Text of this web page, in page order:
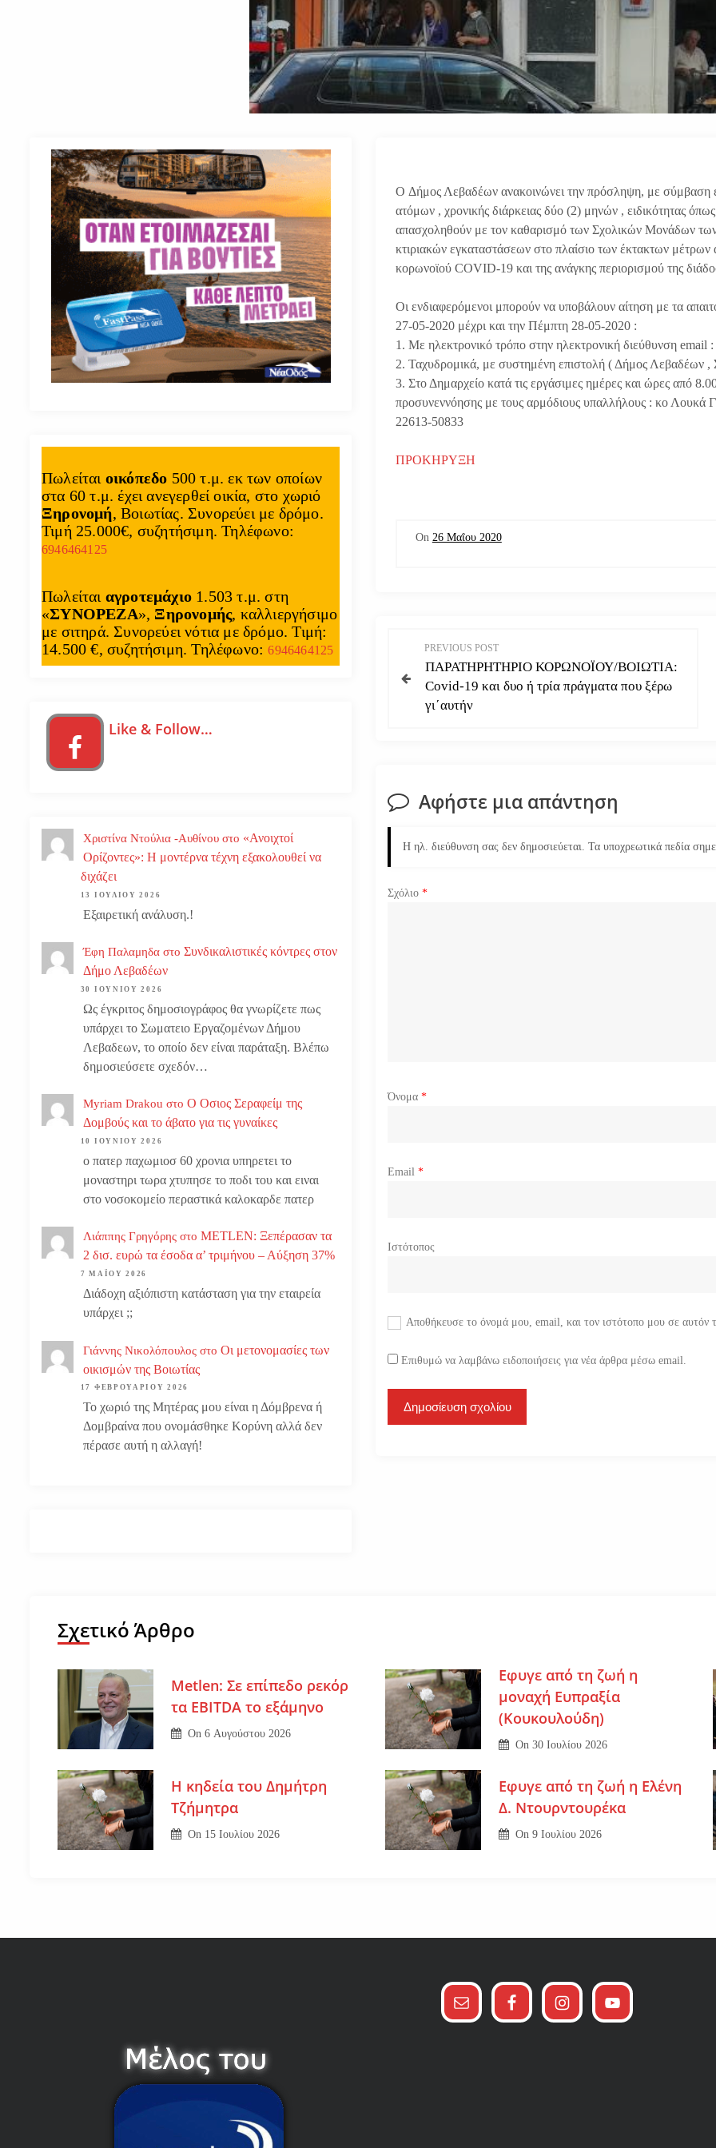
O Δήμος Λεβαδέων ανακοινώνει την πρόσληψη, με σύμβαση
ατόμων , χρονικής διάρκειας δύο (2) μηνών , ειδικότητας
απασχοληθούν με τον καθαρισμό των Σχολικών Μονάδων
κτιριακών εγκαταστάσεων στο πλαίσιο των έκτακτων
κορωνοϊού COVID-19 και της ανάγκης περιορισμού της
Οι ενδιαφερόμενοι μπορούν να υποβάλουν αίτηση με τα
27-05-2020 μέχρι και την Πέμπτη 28-05-2020 :
1. Με ηλεκτρονικό τρόπο στην ηλεκτρονική διεύθυνση
2. Ταχυδρομικά, με συστημένη επιστολή ( Δήμος Λεβαδέων
3. Στο Δημαρχείο κατά τις εργάσιμες ημέρες και ώρες από
προσυνεννόησης με τους αρμόδιους υπαλλήλους : κο Λουκά
22613-50833
ΠΡΟΚΗΡΥΞΗ
On 26 Μαΐου 2020
λ
γ
η
σ
η
PREVIOUS POST
ΠΑΡΑΤΗΡΗΤΗΡΙΟ ΚΟΡΩΝΟΪΟΥ/ΒΟΙΩΤΙΑ:
Covid-19 και δυο ή τρία πράγματα που ξέρω
γι΄αυτήν
Αφήστε μια απάντηση
Η ηλ. διεύθυνση σας δεν δημοσιεύεται. Τα υποχρεωτικά πεδία
Σχόλιο*
Όνομα*
Email*
Ιστότοπος
Αποθήκευσε το όνομά μου, email, και τον ιστότοπο μου σε αυτόν
Επιθυμώ να λαμβάνω ειδοποιήσεις για νέα άρθρα μέσω email.
Πωλείται οικόπεδο 500 τ.μ. εκ των οποίων
στα 60 τ.μ. έχει ανεγερθεί οικία, στο χωριό
Ξηρονομή, Βοιωτίας. Συνορεύει με δρόμο.
Τιμή 25.000€, συζητήσιμη. Τηλέφωνο:
6946464125
Πωλείται αγροτεμάχιο 1.503 τ.μ. στη
«ΣΥΝΟΡΕΖΑ», Ξηρονομής, καλλιεργήσιμο
με σιτηρά. Συνορεύει νότια με δρόμο. Τιμή:
14.500 €, συζητήσιμη. Τηλέφωνο:6946464125
Like & Follow…
Χριστίνα Ντούλια -Αυθίνου στο «Ανοιχτοί
Ορίζοντες»: Η μοντέρνα τέχνη εξακολουθεί να
διχάζει
13 ΙΟΥΛΊΟΥ 2026
Εξαιρετική ανάλυση.!
Έφη Παλαμηδα στο Συνδικαλιστικές κόντρες στον
Δήμο Λεβαδέων
30 ΙΟΥΝΊΟΥ 2026
Ως έγκριτος δημοσιογράφος θα γνωρίζετε πως
υπάρχει το Σωματειο Εργαζομένων Δήμου
Λεβαδεων, το οποίο δεν είναι παράταξη. Βλέπω
δημοσιεύσετε σχεδόν…
Myriam Drakou στο Ο Οσιος Σεραφείμ της
Δομβούς και το άβατο για τις γυναίκες
10 ΙΟΥΝΊΟΥ 2026
ο πατερ παχωμιοσ 60 χρονια υπηρετει το
μοναστηρι τωρα χτυπησε το ποδι του και ειναι
στο νοσοκομείο περαστικά καλοκαρδε πατερ
Λιάππης Γρηγόρης στο METLEN: Ξεπέρασαν τα
2 δισ. ευρώ τα έσοδα α’ τριμήνου – Αύξηση 37%
7 ΜΑΪ́ΟΥ 2026
Διάδοχη αξιόπιστη κατάσταση για την εταιρεία
υπάρχει ;;
Γιάννης Νικολόπουλος στο Οι μετονομασίες των
οικισμών της Βοιωτίας
17 ΦΕΒΡΟΥΑΡΊΟΥ 2026
Το χωριό της Μητέρας μου είναι η Δόμβρενα ή
Δομβραίνα που ονομάσθηκε Κορύνη αλλά δεν
πέρασε αυτή η αλλαγή!
Σχετικό Άρθρο
Metlen: Σε επίπεδο ρεκόρ
τα EBITDA το εξάμηνο
On6 Αυγούστου 2026
Εφυγε από τη ζωή η
μοναχή Ευπραξία
(Κουκουλούδη)
On30 Ιουλίου 2026
Η κηδεία του Δημήτρη
Τζήμητρα
On 15 Ιουλίου 2026
Εφυγε από τη ζωή η Ελένη
Δ. Ντουρντουρέκα
On9 Ιουλίου 2026